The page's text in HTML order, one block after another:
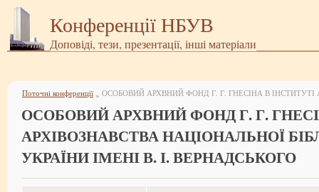
Конференції НБУВ
Доповіді, тези, презентації, інші матеріали
Поточні конференції »
ОСОБОВИЙ АРХВНИЙ ФОНД Г. Г.
АРХІВОЗНАВСТВА НАЦІОНАЛЬНОЇ
УКРАЇНИ ІМЕНІ В. І. ВЕРНАДСЬКОГО